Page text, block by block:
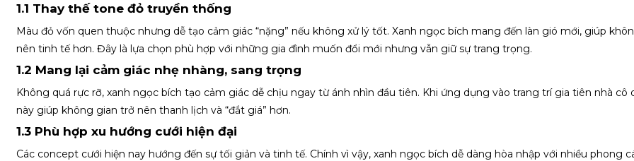
1.1 Thay thế tone đỏ truyền thống
Màu đỏ vốn quen thuộc nhưng dễ tạo cảm giác “nặng” nếu không xử lý tốt. Xanh ngọc bích mang đến làn gió mới, giúp
nên tinh tế hơn. Đây là lựa chọn phù hợp với những gia đình muốn đổi mới nhưng vẫn giữ sự trang trọng.
1.2 Mang lại cảm giác nhẹ nhàng, sang trọng
Không quá rực rỡ, xanh ngọc bích tạo cảm giác dễ chịu ngay từ ánh nhìn đầu tiên. Khi ứng dụng vào trang trí gia tiên nhà cô
này giúp không gian trở nên thanh lịch và “đắt giá” hơn.
1.3 Phù hợp xu hướng cưới hiện đại
Các concept cưới hiện nay hướng đến sự tối giản và tinh tế. Chính vì vậy, xanh ngọc bích dễ dàng hòa nhập với nhiều phong